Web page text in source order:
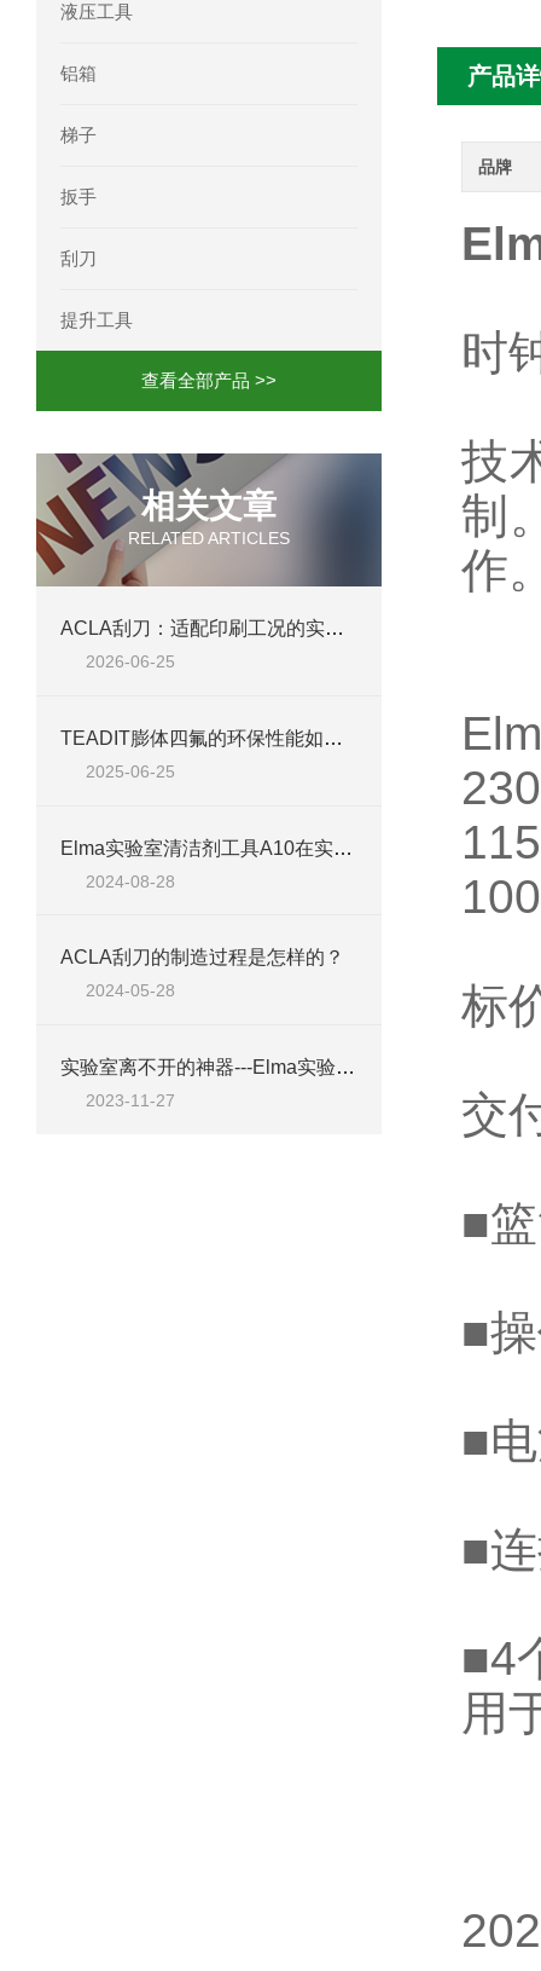
AC-MOTOREN电机FCPA 71B-2参数
液压工具
铝箱
梯子
扳手
刮刀
提升工具
查看全部产品 >>
相关文章
RELATED ARTICLES
ACLA刮刀：适配印刷工况的实用工艺配件
2026-06-25
TEADIT膨体四氟的环保性能如何？
2025-06-25
Elma实验室清洁剂工具A10在实验室清洁中的应用
2024-08-28
ACLA刮刀的制造过程是怎样的？
2024-05-28
实验室离不开的神器---Elma实验室清洁剂工具A10
2023-11-27
产品
品牌
时
技
制
作
标
交
■
■
■
■
■4
用